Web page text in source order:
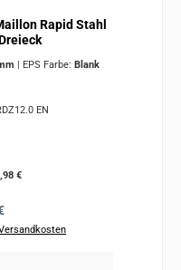
Rapid Stahl
EPS Farbe: Blank
EN
€
Preis: